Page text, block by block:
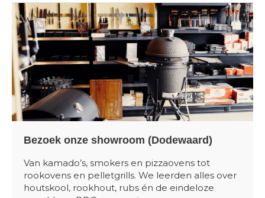
Bezoek onze showroom (Dodewaard)
Van kamado’s, smokers en pizzaovens tot
rookovens en pelletgrills. We leerden alles over
houtskool, rookhout, rubs én de eindeloze